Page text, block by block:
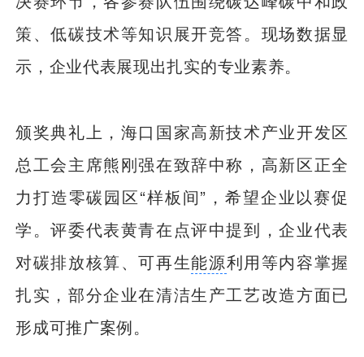
策、低碳技术等知识展开竞答。现场数据显
示，企业代表展现出扎实的专业素养。
颁奖典礼上，海口国家高新技术产业开发区
总工会主席熊刚强在致辞中称，高新区正全
力打造零碳园区“样板间”，希望企业以赛促
学。评委代表黄青在点评中提到，企业代表
对碳排放核算、可再生能源利用等内容掌握
扎实，部分企业在清洁生产工艺改造方面已
形成可推广案例。